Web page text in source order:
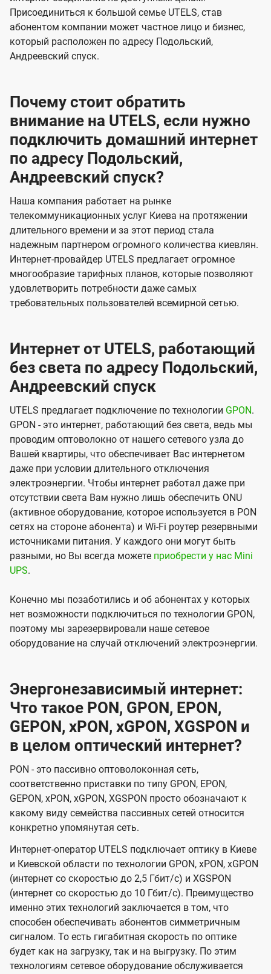
Присоединиться к большой семье UTELS, став
абонентом компании может частное лицо и бизнес,
который расположен по адресу Подольский,
Андреевский спуск.
Почему стоит обратить
внимание на UTELS, если нужно
подключить домашний интернет
по адресу Подольский,
Андреевский спуск?
Наша компания работает на рынке
телекоммуникационных услуг Киева на протяжении
длительного времени и за этот период стала
надежным партнером огромного количества киевлян.
Интернет-провайдер UTELS предлагает огромное
многообразие тарифных планов, которые позволяют
удовлетворить потребности даже самых
требовательных пользователей всемирной сетью.
Интернет от UTELS, работающий
без света по адресу Подольский,
Андреевский спуск
UTELS предлагает подключение по технологии GPON.
GPON - это интернет, работающий без света, ведь мы
проводим оптоволокно от нашего сетевого узла до
Вашей квартиры, что обеспечивает Вас интернетом
даже при условии длительного отключения
электроэнергии. Чтобы интернет работал даже при
отсутствии света Вам нужно лишь обеспечить ONU
(активное оборудование, которое используется в PON
сетях на стороне абонента) и Wi-Fi роутер резервными
источниками питания. У каждого они могут быть
разными, но Вы всегда можете приобрести у нас Mini
UPS.
Конечно мы позаботились и об абонентах у которых
нет возможности подключиться по технологии GPON,
поэтому мы зарезервировали наше сетевое
оборудование на случай отключений электроэнергии.
Энергонезависимый интернет:
Что такое PON, GPON, EPON,
GEPON, xPON, xGPON, XGSPON и
в целом оптический интернет?
PON - это пассивно оптоволоконная сеть,
соответственно приставки по типу GPON, EPON,
GEPON, xPON, xGPON, XGSPON просто обозначают к
какому виду семейства пассивных сетей относится
конкретно упомянутая сеть.
Интернет-оператор UTELS подключает оптику в Киеве
и Киевской области по технологии GPON, xPON, xGPON
(интернет со скоростью до 2,5 Гбит/с) и XGSPON
(интернет со скоростью до 10 Гбит/с). Преимущество
именно этих технологий заключается в том, что
способен обеспечивать абонентов симметричным
сигналом. То есть гигабитная скорость по оптике
будет как на загрузку, так и на выгрузку. По этим
технологиям сетевое оборудование обслуживается